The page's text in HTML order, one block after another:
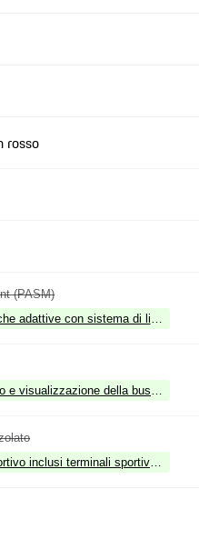
rosso
(PASM)
adattive con sistema di
e visualizzazione della bussola sul
inclusi terminali sportivi in